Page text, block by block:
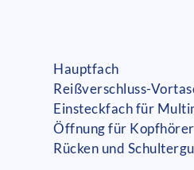
Hauptfach
Reißverschluss-
Einsteckfach für
Öffnung für Kopfhörer
Rücken und